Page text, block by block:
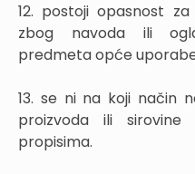
12. postoji opasnost
zbog navoda ili
predmeta opće
13. se ni na koji način
proizvoda ili
propisima.